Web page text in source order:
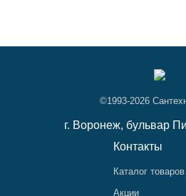
©1993-2026
г. Воронеж, бульвар
Контакты
Каталог товаров
Акции